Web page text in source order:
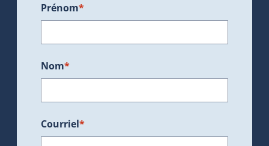
Prénom*
Nom*
Courriel*